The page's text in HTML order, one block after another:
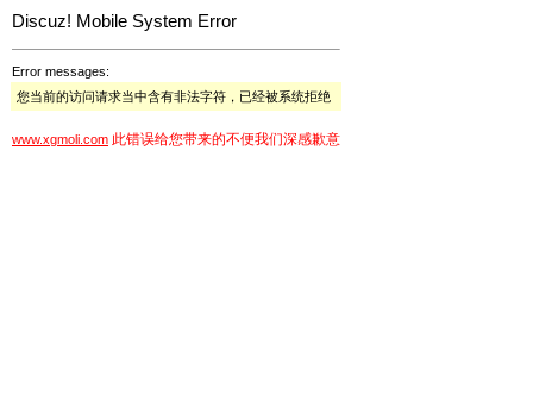
Discuz! Mobile System Error
Error messages:
您当前的访问请求当中含有非法字符，已经被系统拒绝
www.xgmoli.com 此错误给您带来的不便我们深感歉意